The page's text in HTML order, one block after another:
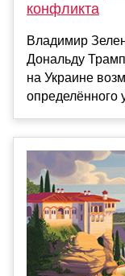
конфликта
Владимир
Дональду
на Украине
определённого